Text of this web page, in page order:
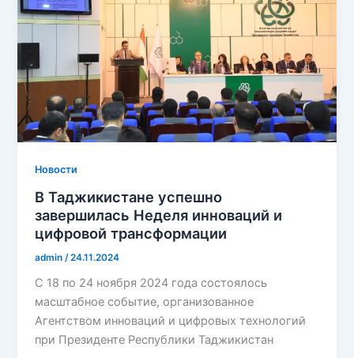
Новости
В Таджикистане успешно
завершилась Неделя инноваций и
цифровой трансформации
admin /24.11.2024
С 18 по 24 ноября 2024 года состоялось
масштабное событие, организованное
Агентством инноваций и цифровых технологий
при Президенте Республики Таджикистан